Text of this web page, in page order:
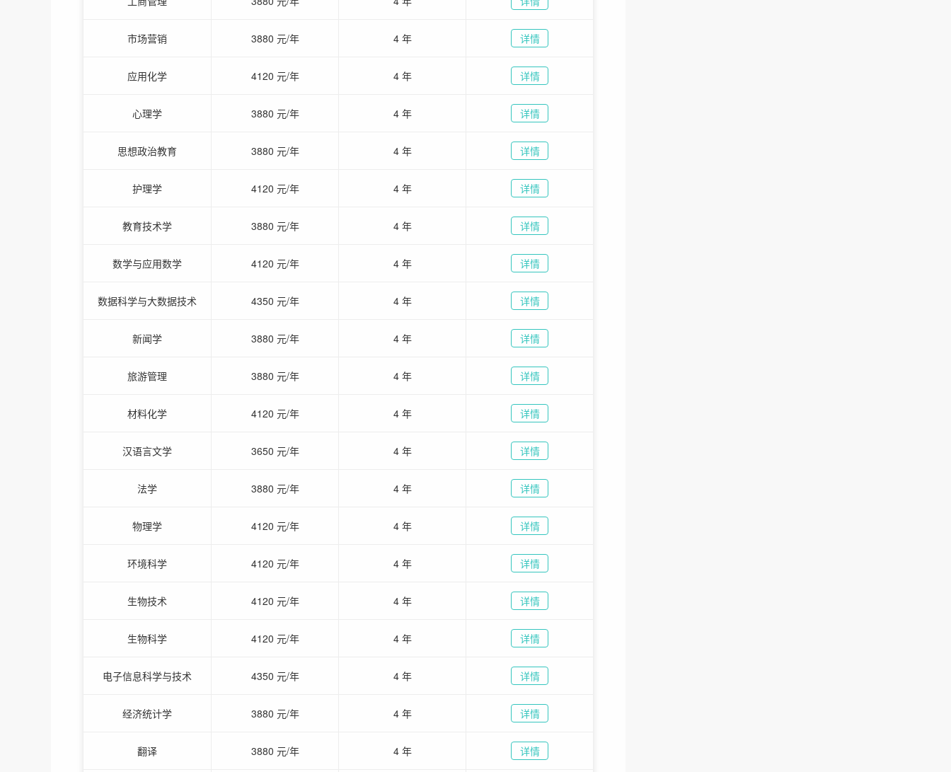
市场营销 3880 元/年 4 年 详情
应用化学 4120 元/年 4 年 详情
心理学 3880 元/年 4 年 详情
思想政治教育 3880 元/年 4 年 详情
护理学 4120 元/年 4 年 详情
教育技术学 3880 元/年 4 年 详情
数学与应用数学 4120 元/年 4 年 详情
数据科学与大数据技术 4350 元/年 4 年 详情
新闻学 3880 元/年 4 年 详情
旅游管理 3880 元/年 4 年 详情
材料化学 4120 元/年 4 年 详情
汉语言文学 3650 元/年 4 年 详情
法学 3880 元/年 4 年 详情
物理学 4120 元/年 4 年 详情
环境科学 4120 元/年 4 年 详情
生物技术 4120 元/年 4 年 详情
生物科学 4120 元/年 4 年 详情
电子信息科学与技术 4350 元/年 4 年 详情
经济统计学 3880 元/年 4 年 详情
翻译 3880 元/年 4 年 详情